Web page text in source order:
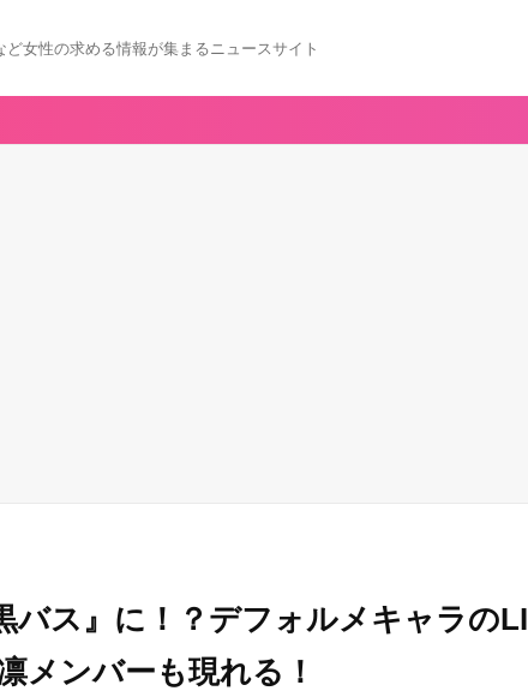
女性の求める情報が集まるニュースサイト
バス』に！？デフォルメキャラのLI
メンバーも現れる！